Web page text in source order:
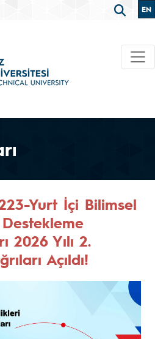
EN
Yurt İçi Bilimsel
2026 Yılı 2.
Açıldı!